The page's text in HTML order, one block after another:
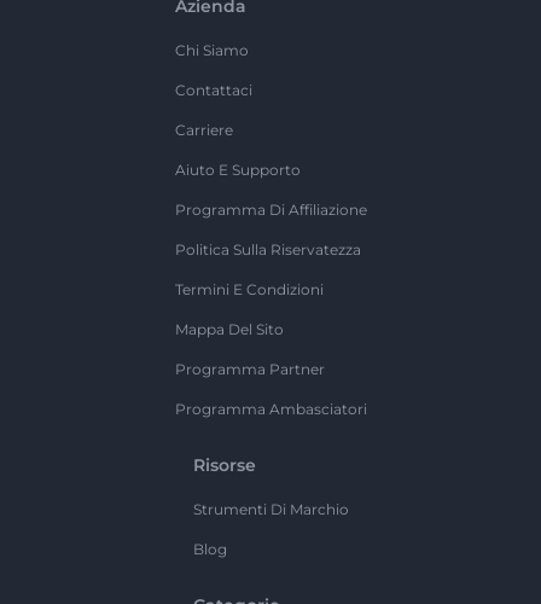
Azienda
Chi Siamo
Contattaci
Carriere
Aiuto E Supporto
Programma Di Affiliazione
Politica Sulla Riservatezza
Termini E Condizioni
Mappa Del Sito
Programma Partner
Programma Ambasciatori
Risorse
Strumenti Di Marchio
Blog